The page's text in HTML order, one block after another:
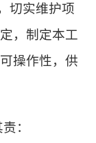
切实维护项
，制定本工
操作性，供
：